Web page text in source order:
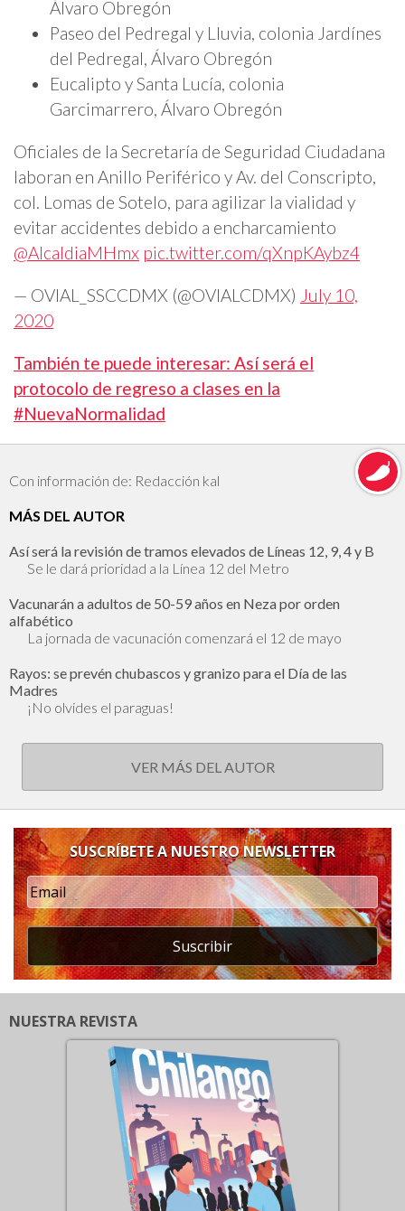
Álvaro Obregón
Paseo del Pedregal y Lluvia, colonia Jardínes
del Pedregal, Álvaro Obregón
Eucalipto y Santa Lucía, colonia
Garcimarrero, Álvaro Obregón
Oficiales de la Secretaría de Seguridad Ciudadana
laboran en Anillo Periférico y Av. del Conscripto,
col. Lomas de Sotelo, para agilizar la vialidad y
evitar accidentes debido a encharcamiento
@AlcaldiaMHmx pic.twitter.com/qXnpKAybz4
— OVIAL_SSCCDMX (@OVIALCDMX) July 10,
2020
También te puede interesar: Así será el
protocolo de regreso a clases en la
#NuevaNormalidad
Con información de: Redacción kal
MÁS DEL AUTOR
Así será la revisión de tramos elevados de Líneas 12, 9, 4 y B
Se le dará prioridad a la Línea 12 del Metro
Vacunarán a adultos de 50-59 años en Neza por orden
alfabético
La jornada de vacunación comenzará el 12 de mayo
Rayos: se prevén chubascos y granizo para el Día de las
Madres
¡No olvides el paraguas!
VER MÁS DEL AUTOR
SUSCRÍBETE A NUESTRO NEWSLETTER
Suscribir
NUESTRA REVISTA